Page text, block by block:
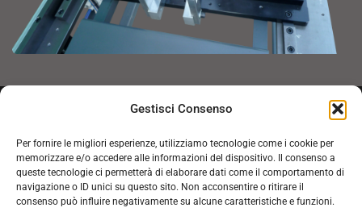
Gestisci Consenso
Per fornire le migliori esperienze, utilizziamo tecnologie come i cookie per
memorizzare e/o accedere alle informazioni del dispositivo. Il consenso a
queste tecnologie ci permetterà di elaborare dati come il comportamento di
navigazione o ID unici su questo sito. Non acconsentire o ritirare il
consenso può influire negativamente su alcune caratteristiche e funzioni.
Inviaci la tua richiesta tecnica. Un
nostro esperto ti contatterà a breve.
CLICCA QUI